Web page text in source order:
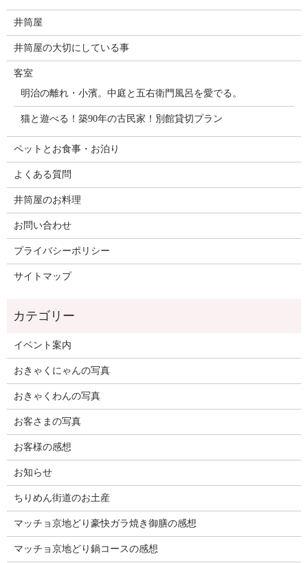
井筒屋
井筒屋の大切にしている事
客室
明治の離れ・小濱。中庭と五右衛門風呂を愛でる。
猫と遊べる！築90年の古民家！別館貸切プラン
ペットとお食事・お泊り
よくある質問
井筒屋のお料理
お問い合わせ
プライバシーポリシー
サイトマップ
イベント案内
おきゃくにゃんの写真
おきゃくわんの写真
お客さまの写真
お客様の感想
お知らせ
ちりめん街道のお土産
マッチョ京地どり豪快ガラ焼き御膳の感想
マッチョ京地どり鍋コースの感想